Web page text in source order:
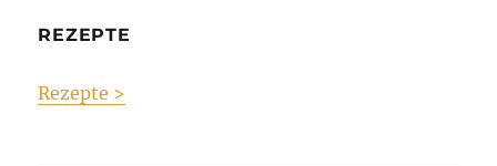
REZEPTE
Rezepte >